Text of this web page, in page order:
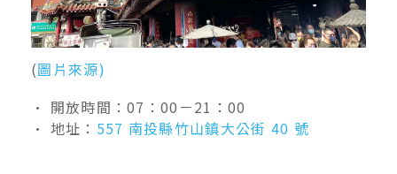
(圖片來源)
• 開放時間：07：00－21：00
• 地址： 557 南投縣竹山鎮大公街 40 號